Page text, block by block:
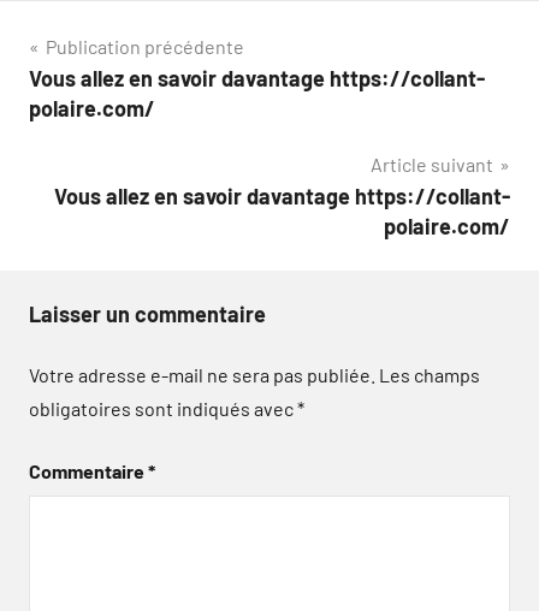
Navigation
de
Publication précédente
Vous allez en savoir davantage https://collant-
polaire.com/
Article suivant
Vous allez en savoir davantage https://collant-
polaire.com/
Laisser un commentaire
Votre adresse e-mail ne sera pas publiée. Les champs
obligatoires sont indiqués avec*
Commentaire*